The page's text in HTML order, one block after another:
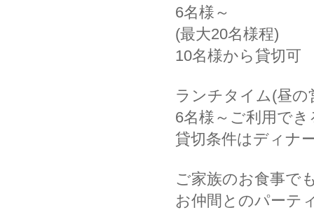
6名様～
(最大20名様程)
10名様から貸切可
ランチタイム(昼の
6名様～ご利用で
貸切条件はディナ
ご家族のお食事で
お仲間とのパーテ